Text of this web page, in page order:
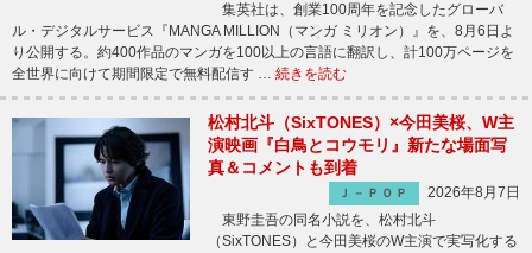
集英社は、創業100周年を記念したグローバ
ル・デジタルサービス『MANGA MILLION（マンガ ミリオン）』を、8月6日よ
り公開する。約400作品のマンガを100以上の言語に翻訳し、計100万ページを
全世界に向けて期間限定で無料配信す … 続きを読む
松村北斗（SixTONES）×今田美桜、W主
演映画『白鳥とコウモリ』新たな場面写
真＆コメントも到着
Ｊ－ＰＯＰ
2026年8月7日
東野圭吾の同名小説を、松村北斗
（SixTONES）と今田美桜のW主演で実写化する